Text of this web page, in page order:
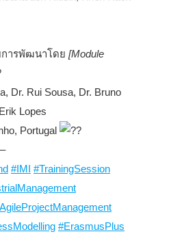
ารพัฒนาโดย [Module
Dr. Rui Sousa, Dr. Bruno
Lopes
Portugal
#IMI #TrainingSession
#ErasmusPlus